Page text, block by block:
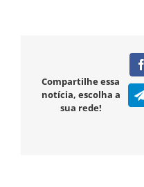
Compartilhe essa
notícia, escolha a
sua rede!